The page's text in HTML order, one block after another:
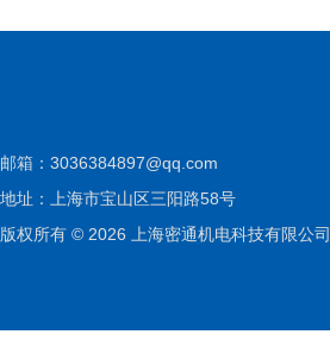
邮箱： 3036384897@qq.com
地址：上海市宝山区三阳路58号
版权所有 © 2026 上海密通机电科技有限公